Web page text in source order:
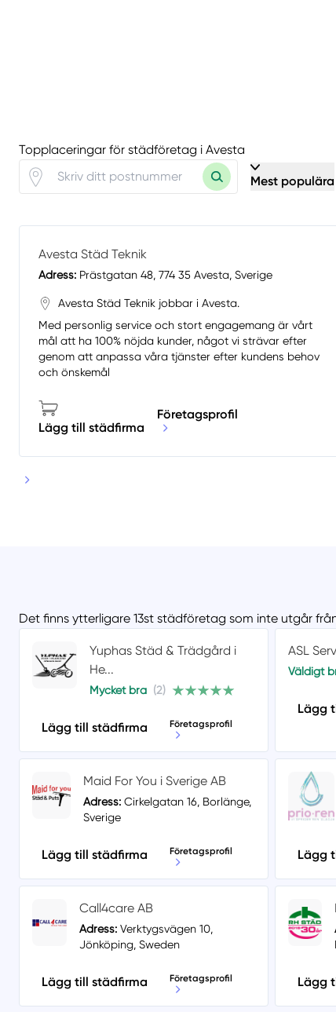
Topplaceringar för städföretag i Avesta
Mest populära
Avesta Städ Teknik
Adress: Prästgatan 48, 774 35 Avesta, Sverige
Avesta Städ Teknik jobbar i Avesta.
Med personlig service och stort engagemang är vårt
mål att ha 100% nöjda kunder, något vi strävar efter
genom att anpassa våra tjänster efter kundens behov
och önskemål
Lägg till städfirma
Företagsprofil
Det finns ytterligare 13st städföretag som inte utgår
Yuphas Städ & Trädgård i
He...
Mycket bra (2)
Lägg till städfirma Företagsprofil
ASL
Väldigt
Lägg
Maid For You i Sverige AB
Adress: Cirkelgatan 16, Borlänge,
Sverige
Lägg till städfirma Företagsprofil Lägg
Call4care AB
Adress: Verktygsvägen 10,
Jönköping, Sweden
Lägg till städfirma Företagsprofil Lägg